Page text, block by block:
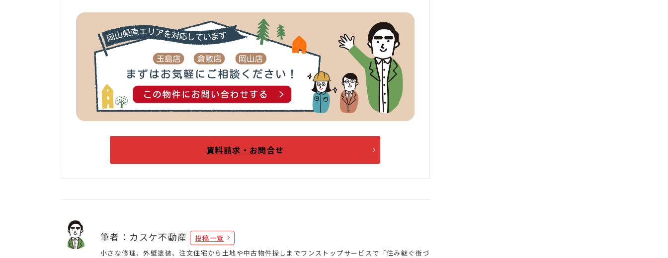
資料請求・お問合せ
筆者：カスケ不動産
投稿一覧
小さな修理、外壁塗装、注文住宅から土地や中古物件探しまでワンストップサービスで「住み継ぐ街づ